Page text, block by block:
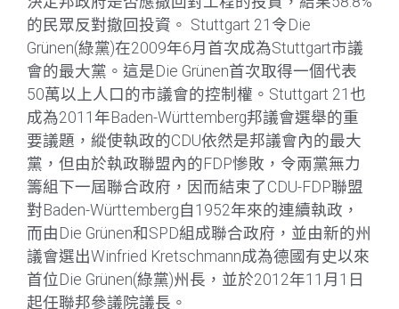
的民眾反對撤回投資。 Stuttgart 21令Die
Grünen(綠黨)在2009年6月首次成為Stuttgart市議
會的最大黨。這是Die Grünen首次取得一個代表
50萬以上人口的市議會的控制權。Stuttgart 21也
成為2011年Baden-Württemberg邦議會選舉的重
要議題，縱使執政的CDU依然是邦議會內的最大
黨，但由於執政聯盟內的FDP慘敗，令兩黨無力
籌組下一屆聯合政府，因而結束了CDU-FDP聯盟
對Baden-Württemberg自1952年來的連續執政，
而由Die Grünen和SPD組成聯合政府，並由新的州
議會選出Winfried Kretschmann成為德國有史以來
首位Die Grünen(綠黨)州長，並於2012年11月1日
起任聯邦參議院議長。